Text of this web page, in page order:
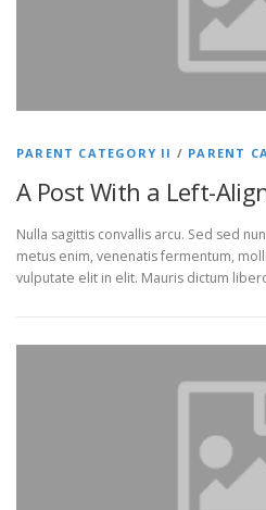
PARENT CATEGORY II / PARENT
A Post With a Left-
Nulla sagittis convallis arcu. Sed sed
metus enim, venenatis fermentum,
vulputate elit in elit. Mauris dictum